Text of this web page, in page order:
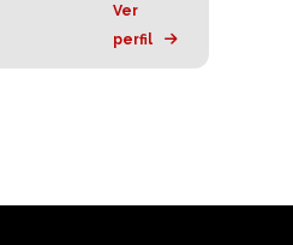
Ver
perfil